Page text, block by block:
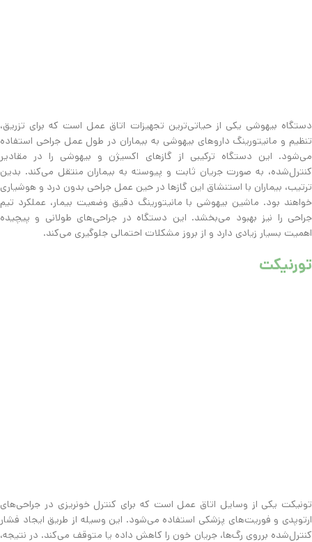
دستگاه بیهوشی یکی از حیاتی‌ترین تجهیزات اتاق عمل است که برای تزریق،
تنظیم و مانیتورینگ داروهای بیهوشی به بیماران در طول عمل جراحی استفاده
می‌شود. این دستگاه ترکیبی از گازهای اکسیژن و بیهوشی را در مقادیر
کنترل‌شده، به صورت جریان ثابت و پیوسته به بیماران منتقل می‌کند. بدین
ترتیب، بیماران با استنشاق این گازها در حین عمل جراحی بدون درد و هوشیاری
خواهند بود. ماشین بیهوشی با مانیتورینگ دقیق وضعیت بیمار، عملکرد تیم
جراحی را نیز بهبود می‌بخشد. این دستگاه در جراحی‌های طولانی و پیچیده
اهمیت بسیار زیادی دارد و از بروز مشکلات احتمالی جلوگیری می‌کند.
تورنیکت
تونیکت یکی از وسایل اتاق عمل است که برای کنترل خونریزی در جراحی‌های
ارتوپدی و فوریت‌های پزشکی استفاده می‌شود. این وسیله از طریق ایجاد فشار
کنترل‌شده برروی رگ‌ها، جریان خون را کاهش داده یا متوقف می‌کند. در نتیجه،